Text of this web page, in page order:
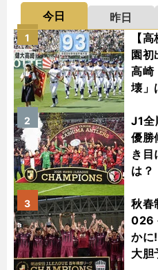
今日 昨日
【
園初
高崎
壊」
1
J1
優
き目
は？
2
秋春
026
か
大胆
3